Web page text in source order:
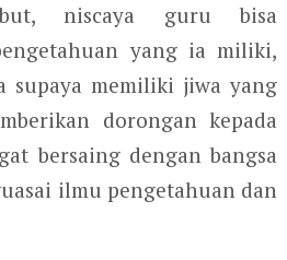
niscaya guru bisa
yang ia miliki,
supaya memiliki jiwa yang
dorongan kepada
bersaing dengan bangsa
ilmu pengetahuan dan